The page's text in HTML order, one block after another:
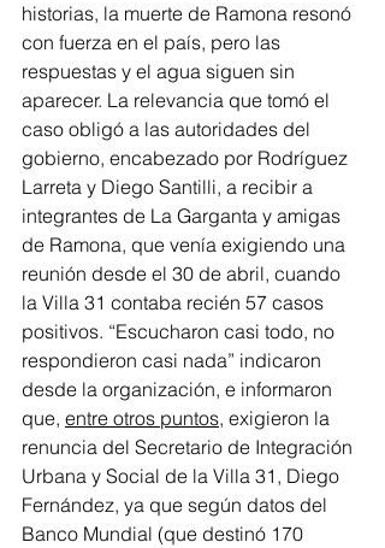
historias, la muerte de Ramona resonó
con fuerza en el país, pero las
respuestas y el agua siguen sin
aparecer. La relevancia que tomó el
caso obligó a las autoridades del
gobierno, encabezado por Rodríguez
Larreta y Diego Santilli, a recibir a
integrantes de La Garganta y amigas
de Ramona, que venía exigiendo una
reunión desde el 30 de abril, cuando
la Villa 31 contaba recién 57 casos
positivos. “Escucharon casi todo, no
respondieron casi nada” indicaron
desde la organización, e informaron
que, entre otros puntos, exigieron la
renuncia del Secretario de Integración
Urbana y Social de la Villa 31, Diego
Fernández, ya que según datos del
Banco Mundial (que destinó 170